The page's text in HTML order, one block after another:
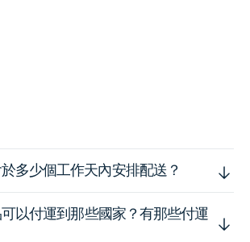
多少個工作天內安排配送？
以付運到那些國家？有那些付運